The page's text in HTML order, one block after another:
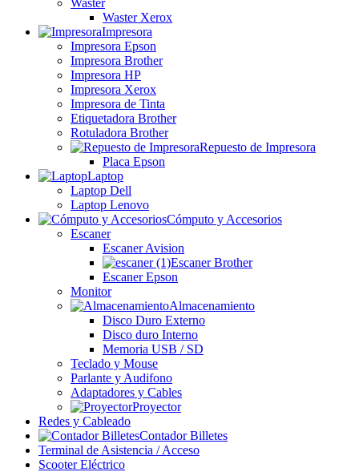
Waster Xerox
Impresora
Impresora Epson
Impresora Brother
Impresora HP
Impresora Xerox
Impresora de Tinta
Etiquetadora Brother
Rotuladora Brother
Repuesto de Impresora
Placa Epson
Laptop
Laptop Dell
Laptop Lenovo
Cómputo y Accesorios
Escaner
Escaner Avision
Escaner Brother
Escaner Epson
Monitor
Almacenamiento
Disco Duro Externo
Disco duro Interno
Memoria USB / SD
Teclado y Mouse
Parlante y Audifono
Adaptadores y Cables
Proyector
Redes y Cableado
Contador Billetes
Terminal de Asistencia / Acceso
Scooter Eléctrico